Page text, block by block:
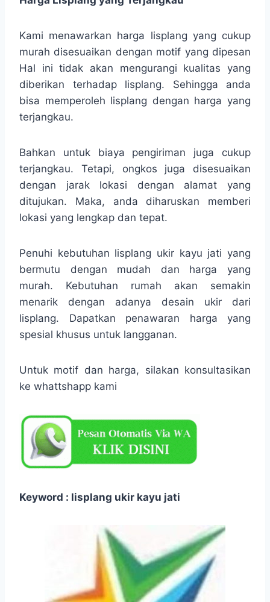
Kami menawarkan harga lisplang yang cukup
murah disesuaikan dengan motif yang dipesan
Hal ini tidak akan mengurangi kualitas yang
diberikan terhadap lisplang. Sehingga anda
bisa memperoleh lisplang dengan harga yang
terjangkau.
Bahkan untuk biaya pengiriman juga cukup
terjangkau. Tetapi, ongkos juga disesuaikan
dengan jarak lokasi dengan alamat yang
ditujukan. Maka, anda diharuskan memberi
lokasi yang lengkap dan tepat.
Penuhi kebutuhan lisplang ukir kayu jati yang
bermutu dengan mudah dan harga yang
murah. Kebutuhan rumah akan semakin
menarik dengan adanya desain ukir dari
lisplang. Dapatkan penawaran harga yang
spesial khusus untuk langganan.
Untuk motif dan harga, silakan konsultasikan
ke whattshapp kami
Keyword : lisplang ukir kayu jati